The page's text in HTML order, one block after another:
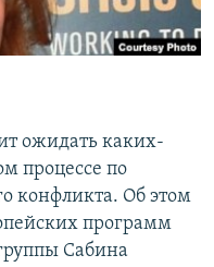
ожидать каких-
процессе по
конфликта. Об этом
программ
Сабина